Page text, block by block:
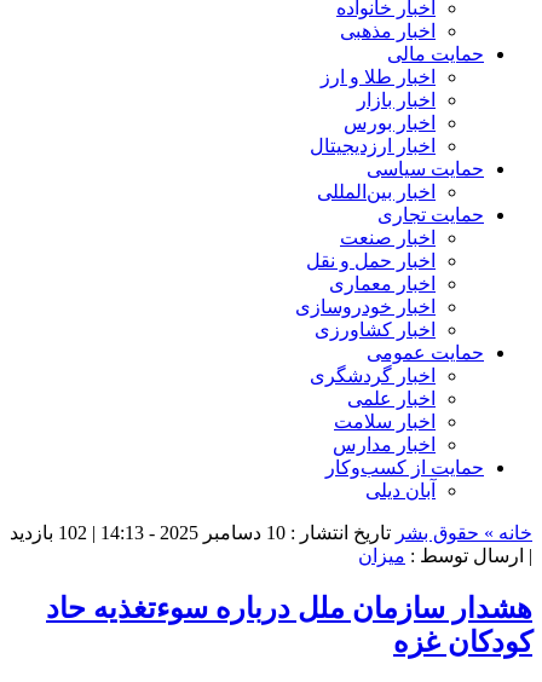
اخبار خانواده
اخبار مذهبی
حمایت مالی
اخبار طلا و ارز
اخبار بازار
اخبار بورس
اخبار ارزدیجیتال
حمایت سیاسی
اخبار بین‌المللی
حمایت تجاری
اخبار صنعت
اخبار حمل و نقل
اخبار معماری
اخبار خودروسازی
اخبار کشاورزی
حمایت عمومی
اخبار گردشگری
اخبار علمی
اخبار سلامت
اخبار مدارس
حمایت از کسب‌وکار
آبان دیلی
خانه » حقوق بشر تاریخ انتشار : 10 دسامبر 2025 - 14:13 |
102 بازدید
| ارسال توسط : میزان
هشدار سازمان ملل درباره سوءتغذیه حاد
کودکان غزه